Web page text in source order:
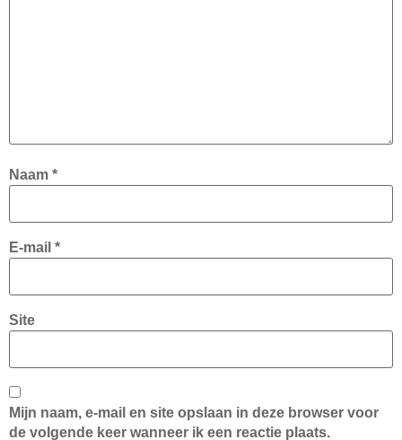
Naam *
E-mail *
Site
Mijn naam, e-mail en site opslaan in deze browser voor
de volgende keer wanneer ik een reactie plaats.